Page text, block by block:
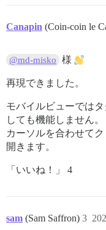
Canapin (Coin-coin le
@md-misko 様
再現できました。
モバイルビューでは
しても機能しません。
カーソルを合わせて
開きます。
「いいね！」 4
sam (Sam Saffron) 3